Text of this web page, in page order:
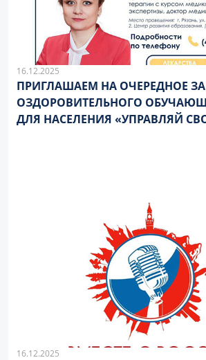
16.12.2025
ПРИГЛАШАЕМ НА ОЧЕРЕДНОЕ
ОЗДОРОВИТЕЛЬНОГО
ДЛЯ НАСЕЛЕНИЯ «УПРАВЛЯЙ
16.12.2025